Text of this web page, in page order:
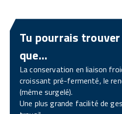
Tu pourrais
que...
La conservation en liaison
croissant pré-fermenté, le
(même surgelé).
Une plus grande facilité de